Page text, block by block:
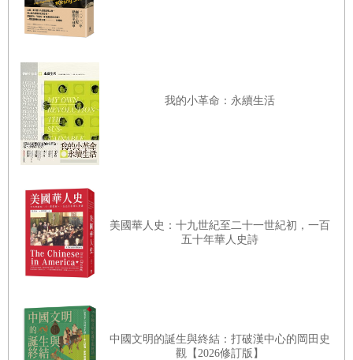
延伸閱讀
註釋
（micro-history），雖然後者可能還相當有趣。也因此，依我判斷在
迦太基建城，杜布羅尼克崛起，巴巴里海盜（Barbary corsairs）的衝
擊，蘇伊士運河開鑿，等等。宗教之間的交會踫撞也要空出篇幅才
行，那自然就要花費不少工夫談穆斯林和基督徒的衝突。不過，猶太
人一樣理當多多關注，因為猶太人在中古時代早期可是以商人之姿躍
居歷史舞台的要角，等到了現代的早期，又再舊戲重演一次。寫到上
古的古典時代（classical antiquity）時，每一世紀所佔的篇幅我大致
平均分配，因為我可不想寫出來的書像金字塔一樣，前人古事匆匆帶
過，只顧著火速衝刺，想要快快來到寫來比較得心應手的現代。不
過，每一章標示的時代起迄點，用得極為寬鬆，有時，同一時期在地
我們現今所知的地中海區，是由古代的腓尼基人、希臘人、伊特魯里
亞人，中古時代的熱那亞人、威尼斯人、加泰隆尼亞人，以及西元一
我的小革命：永續生活
美國華人史：十九世紀至二十一世紀初，一百
五十年華人史詩
中國文明的誕生與終結：打破漢中心的岡田史
觀【2026修訂版】